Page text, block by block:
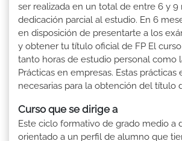
ser realizada en un total de entre 6 y 9
dedicación parcial al estudio. En 6
en disposición de presentarte a los
y obtener tu título oficial de FP El
tanto horas de estudio personal como
Prácticas en empresas. Estas prácticas
necesarias para la obtención del título
Curso que se dirige a
Este ciclo formativo de grado medio a
orientado a un perfil de alumno que